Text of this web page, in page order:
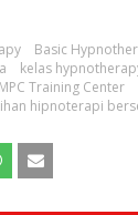
Basic
kelas
MPC Training Center
hipnoterapi